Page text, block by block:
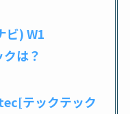
ビ) W1
は？
テックテック